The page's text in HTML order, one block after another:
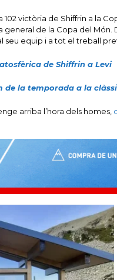
102 victòria de Shiffrin a la
general de la Copa del
seu equip i a tot el treball
de Shiffrin a Levi
de la temporada a la
arriba l’hora dels homes,